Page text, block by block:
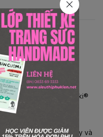
Crystals from Swarovski®
10mm màu light grey và